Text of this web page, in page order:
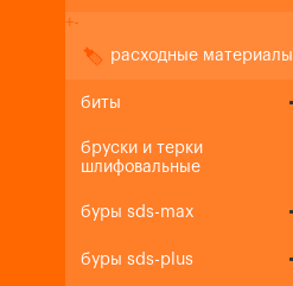
+-
расходные материалы
биты
бруски и терки
шлифовальные
буры sds-max
буры sds-plus